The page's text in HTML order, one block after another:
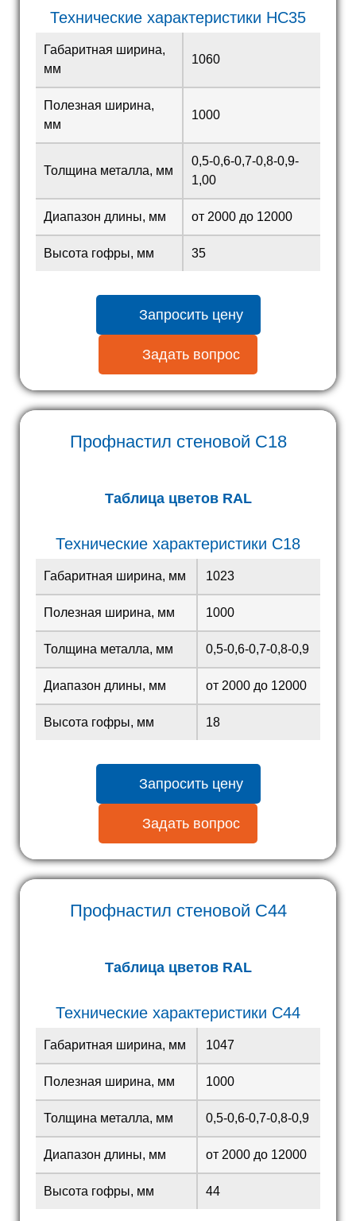
Технические характеристики HC35
Габаритная ширина,
мм
1060
Полезная ширина,
мм
1000
Толщина металла, мм
0,5-0,6-0,7-0,8-0,9-
1,00
Диапазон длины, мм от 2000 до 12000
Высота гофры, мм 35
Запросить цену
Задать вопрос
Профнастил стеновой С18
Таблица цветов RAL
Технические характеристики С18
Габаритная ширина, мм 1023
Полезная ширина, мм 1000
Толщина металла, мм 0,5-0,6-0,7-0,8-0,9
Диапазон длины, мм от 2000 до 12000
Высота гофры, мм 18
Запросить цену
Задать вопрос
Профнастил стеновой С44
Таблица цветов RAL
Технические характеристики С44
Габаритная ширина, мм 1047
Полезная ширина, мм 1000
Толщина металла, мм 0,5-0,6-0,7-0,8-0,9
Диапазон длины, мм от 2000 до 12000
Высота гофры, мм 44